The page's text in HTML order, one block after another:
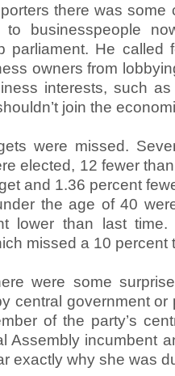
there was some
businesspeople
parliament. He called
owners from
interests, such
join the
were missed.
elected, 12 fewer
and 1.36 percent
the age of 40
lower than last time.
missed a 10 percent
were some
central government or
of the party’s
Assembly incumbent
exactly why she was